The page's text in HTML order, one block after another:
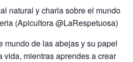
natural y charla sobre el mundo
(Apicultora @LaRespetuosa)
mundo de las abejas y su papel
vida, mientras aprendes a crear